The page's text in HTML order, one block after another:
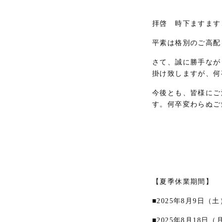
拝啓 時下ますます
平素は格別のご高
さて、誠に勝手な
掛け致しますが、
今後とも、皆様に
す。何卒変わらぬ
【夏季休業期間】
■2025年8月9日（
■2025年8 月18日（